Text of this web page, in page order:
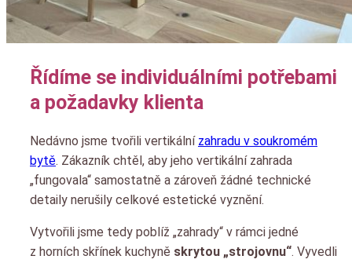
Řídíme se individuálními potřebami
a požadavky klienta
Nedávno jsme tvořili vertikální zahradu v soukromém
bytě. Zákazník chtěl, aby jeho vertikální zahrada
„fungovala“ samostatně a zároveň žádné technické
detaily nerušily celkové estetické vyznění.
Vytvořili jsme tedy poblíž „zahrady“ v rámci jedné
z horních skřínek kuchyně skrytou „strojovnu“. Vyvedli